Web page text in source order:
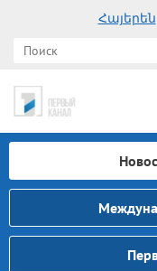
Հայերեն